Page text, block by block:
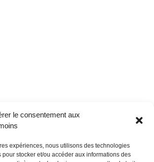
le consentement aux
expériences, nous utilisons des technologies
stocker et/ou accéder aux informations des